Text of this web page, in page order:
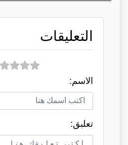
التعليقات
الاسم:
تعلبق: